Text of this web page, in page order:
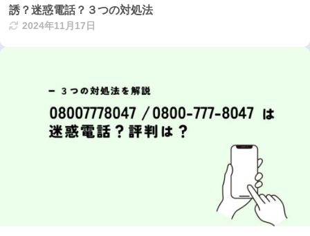
誘？迷惑電話？３つの対処法
2024年11月17日